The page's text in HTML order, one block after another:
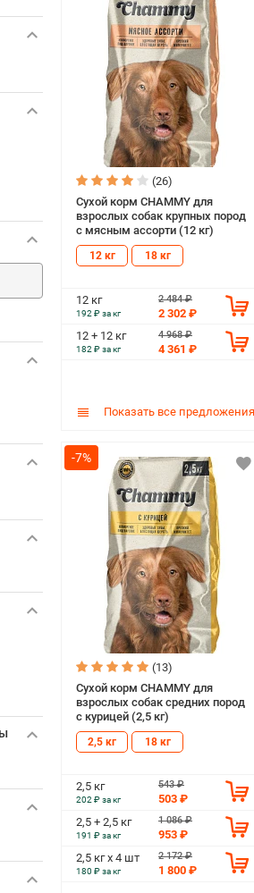
(26)
Сухой корм CHAMMY для
взрослых собак крупных пород
с мясным ассорти (12 кг)
12 кг 18 кг
12 кг
192 ₽ за кг
2 484 ₽
2 302 ₽
12 + 12 кг
182 ₽ за кг
4 968 ₽
4 361 ₽
Показать все предложения
-7%
(13)
Сухой корм CHAMMY для
взрослых собак средних пород
с курицей (2,5 кг)
2,5 кг 18 кг
2,5 кг
202 ₽ за кг
543 ₽
503 ₽
2,5 + 2,5 кг
191 ₽ за кг
1 086 ₽
953 ₽
2,5 кг х 4 шт
180 ₽ за кг
2 172 ₽
1 800 ₽